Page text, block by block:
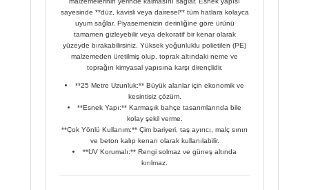
sayesinde **düz, kavisli veya dairesel** tüm hatlara kolayca
uyum sağlar. Piyasemenizin derinliğine göre ürünü
tamamen gizleyebilir veya dekoratif bir kenar olarak
yüzeyde bırakabilirsiniz. Yüksek yoğunluklu polietilen (PE)
malzemeden üretilmiş olup, toprak altındaki neme ve
toprağın kimyasal yapısına karşı dirençlidir.
**25 Metre Uzunluk:** Büyük alanlar için ekonomik ve
kesintisiz çözüm.
**Esnek Yapı:** Karmaşık bahçe tasarımlarında bile
kolay şekil verme.
**Çok Yönlü Kullanım:** Çim bariyeri, taş ayırıcı, malç sınırı
ve beton kalıp kenarı olarak kullanılabilir.
**UV Korumalı:** Rengi solmaz ve güneş altında
kırılmaz.